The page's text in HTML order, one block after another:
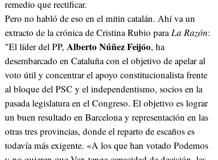
remedio que rectificar.
Pero no habló de eso en el mitin catalán. Ahí va un
extracto de la crónica de Cristina Rubio paraLa Razón:
"El líder del PP, Alberto Núñez Feijóo, ha
desembarcado en Cataluña con el objetivo de apelar al
voto útil y concentrar el apoyo constitucionalista frente
al bloque del PSC y el independentismo, socios en la
pasada legislatura en el Congreso. El objetivo es lograr
un buen resultado en Barcelona y representación en las
otras tres provincias, donde el reparto de escaños es
todavía más exigente. «A los que han votado Podemos